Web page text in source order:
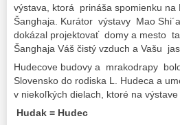
výstava, ktorá prináša spomienku na
Šanghaja. Kurátor výstavy Mao
dokázal projektovať domy a mesto
Šanghaja Váš čistý vzduch a Vašu
Hudecove budovy a mrakodrapy
Slovensko do rodiska L. Hudeca a
v niekoľkých dielach, ktoré na výstave
Hudak = Hudec